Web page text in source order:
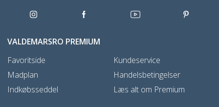
VALDEMARSRO PREMIUM
Favoritside
Madplan
Indkøbsseddel
Kundeservice
Handelsbetingelser
Læs alt om Premium